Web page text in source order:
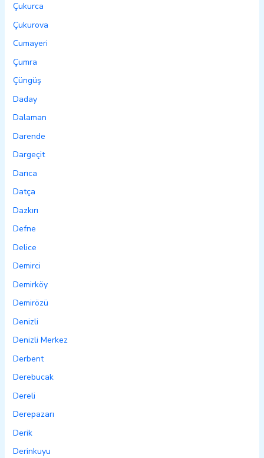
Çukurca
Çukurova
Cumayeri
Çumra
Çüngüş
Daday
Dalaman
Darende
Dargeçit
Darıca
Datça
Dazkırı
Defne
Delice
Demirci
Demirköy
Demirözü
Denizli
Denizli Merkez
Derbent
Derebucak
Dereli
Derepazarı
Derik
Derinkuyu